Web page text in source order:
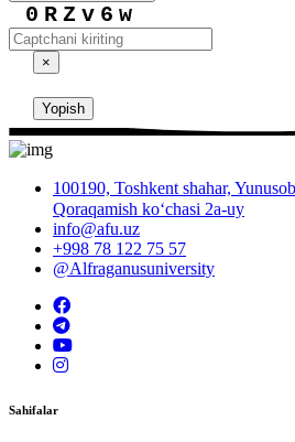
0RZv6w
×
Yopish
100190, Toshkent shahar,
Qoraqamish ko‘chasi 2a-uy
info@afu.uz
+998 78 122 75 57
@Alfraganusuniversity
Sahifalar